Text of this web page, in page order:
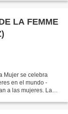
Mujer se celebra
en el mundo -
a las mujeres. La